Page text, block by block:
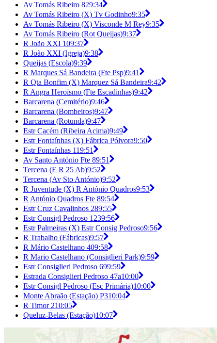
Av Tomás Ribeiro 829:34
Av Tomás Ribeiro (X) Tv Godinho9:35
Av Tomás Ribeiro (X) Visconde M Rey9:35
Av Tomás Ribeiro (Rot Queijas)9:37
R João XXI 109:37
R João XXI (Igreja)9:38
Queijas (Escola)9:39
R Marques Sá Bandeira (Fte Psp)9:41
R Qta Bonfim (X) Marquez Sá Bandeira9:42
R Angra Heroísmo (Fte Escadinhas)9:42
Barcarena (Cemitério)9:46
Barcarena (Bombeiros)9:47
Barcarena (Rotunda)9:47
Estr Cacém (Ribeira Acima)9:49
Estr Fontaínhas (X) Fábrica Pólvora9:50
Estr Fontaínhas 119:51
Av Santo António Fte 89:51
Tercena (E R 25 Ab)9:52
Tercena (Av Sto António)9:52
R Juventude (X) R António Quadros9:53
R António Quadros Fte 89:54
Estr Cruz Cavalinhos 289:55
Estr Consigl Pedroso 1239:56
Estr Palmeiras (X) Estr Consig Pedroso9:56
R Trabalho (Fábricas)9:57
R Mário Castelhano 409:58
R Mario Castelhano (Consiglieri Park)9:59
Estr Consiglieri Pedroso 699:59
Estrada Consiglieri Pedroso 47a10:00
Estr Consigl Pedroso (Esc Primária)10:00
Monte Abraão (Estação) P310:04
R Timor 210:05
Queluz-Belas (Estação)10:07